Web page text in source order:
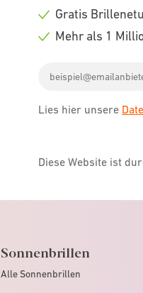
Check
Check
Gratis
Mehr als 1
address
Lies hier unsere
Diese Website ist
Sonnenbrillen
Alle Sonnenbrillen